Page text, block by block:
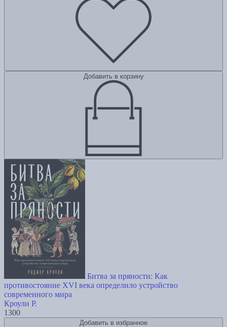
Добавить в корзину
Битва за пряности: Как
противостояние XVI века определило устройство
современного мира
Кроули Р.
1300
Добавить в избранное